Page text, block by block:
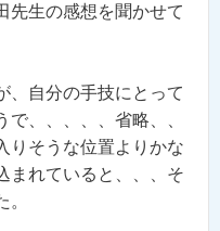
先生の感想を聞かせて
、自分の手技にとって
で、、、、、省略、、
りそうな位置よりかな
まれていると、、、そ